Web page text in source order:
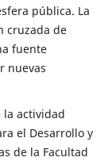
pública. La
cruzada de
fuente
nuevas
la actividad
el Desarrollo y
de la Facultad